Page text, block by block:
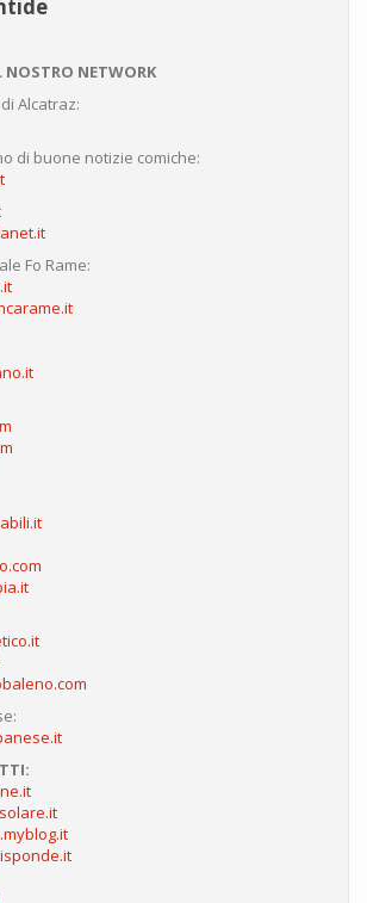
NOSTRO NETWORK
Alcatraz:
di buone notizie comiche:
Fo Rame: